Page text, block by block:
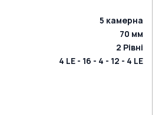
5 камерна
70 мм
2 Рівні
4 LE - 16 - 4 - 12 - 4 LE